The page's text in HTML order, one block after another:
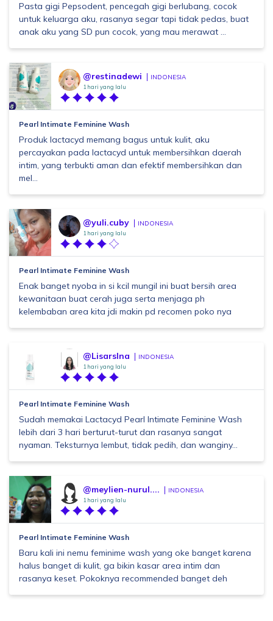
Pasta gigi Pepsodent, pencegah gigi berlubang, cocok
untuk keluarga aku, rasanya segar tapi tidak pedas, buat
anak aku yang SD pun cocok, yang mau merawat ...
@restinadewi INDONESIA
1 hari yang lalu
Pearl Intimate Feminine Wash
Produk lactacyd memang bagus untuk kulit, aku
percayakan pada lactacyd untuk membersihkan daerah
intim, yang terbukti aman dan efektif membersihkan dan
mel...
@yuli.cuby INDONESIA
1 hari yang lalu
Pearl Intimate Feminine Wash
Enak banget nyoba in si kcil mungil ini buat bersih area
kewanitaan buat cerah juga serta menjaga ph
kelembaban area kita jdi makin pd recomen poko nya
@Lisarslna INDONESIA
1 hari yang lalu
Pearl Intimate Feminine Wash
Sudah memakai Lactacyd Pearl Intimate Feminine Wash
lebih dari 3 hari berturut-turut dan rasanya sangat
nyaman. Teksturnya lembut, tidak pedih, dan wanginy...
@meylien-nurul.... INDONESIA
1 hari yang lalu
Pearl Intimate Feminine Wash
Baru kali ini nemu feminime wash yang oke banget karena
halus banget di kulit, ga bikin kasar area intim dan
rasanya keset. Pokoknya recommended banget deh